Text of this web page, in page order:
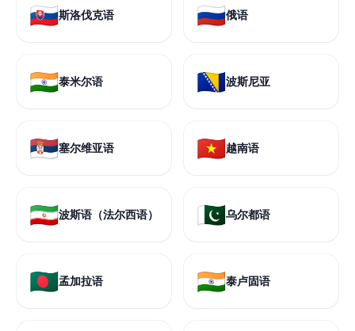
🇸🇰斯洛伐克语 🇷🇺俄语
🇮🇳泰米尔语 🇧🇦波斯尼亚
🇷🇸塞尔维亚语 🇻🇳越南语
🇮🇷波斯语（法尔西语） 🇵🇰乌尔都语
🇧🇩孟加拉语 🇮🇳泰卢固语